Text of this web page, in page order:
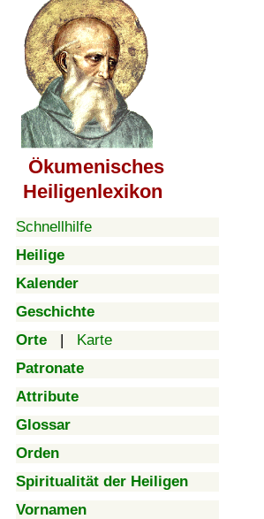
Ökumenisches
Heiligenlexikon
Schnellhilfe
Heilige
Kalender
Geschichte
Orte | Karte
Patronate
Attribute
Glossar
Orden
Spiritualität der Heiligen
Vornamen